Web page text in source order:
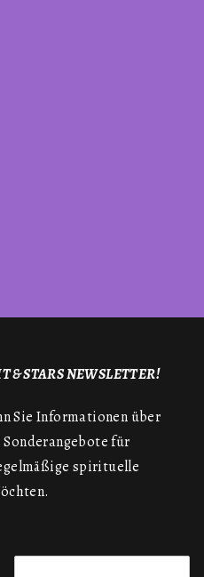
& STARS NEWSLETTER!
Sie Informationen über
für
spirituelle